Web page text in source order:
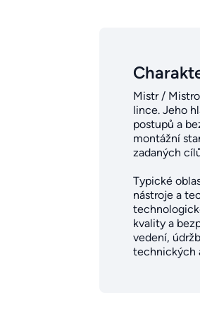
Mistr /
lince. Jeho
postupů a
montážní
zadaných
Typické
nástroje a
kvality a
vedení,
technických